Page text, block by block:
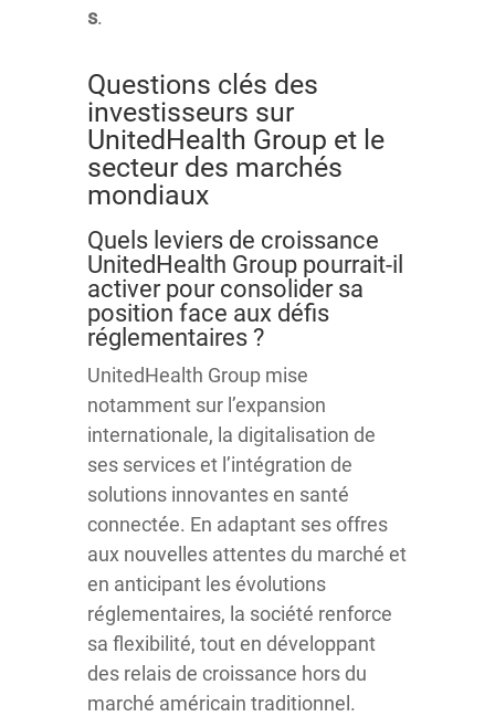
s.
Questions clés des
investisseurs sur
UnitedHealth Group et le
secteur des marchés
mondiaux
Quels leviers de croissance
UnitedHealth Group pourrait-il
activer pour consolider sa
position face aux défis
réglementaires ?
UnitedHealth Group mise
notamment sur l’expansion
internationale, la digitalisation de
ses services et l’intégration de
solutions innovantes en santé
connectée. En adaptant ses offres
aux nouvelles attentes du marché et
en anticipant les évolutions
réglementaires, la société renforce
sa flexibilité, tout en développant
des relais de croissance hors du
marché américain traditionnel.